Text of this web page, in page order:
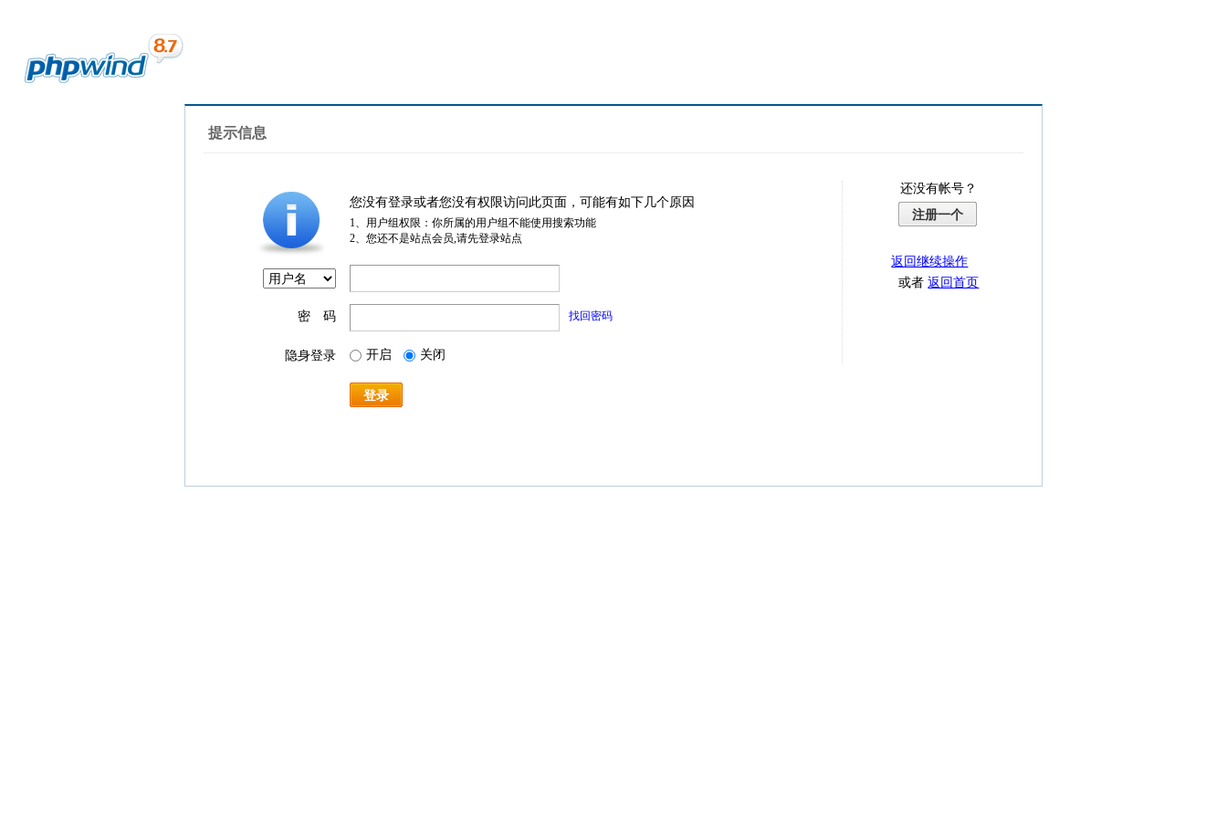
提示信息
您没有登录或者您没有权限访问此页面，可能有如下几个原因
1、用户组权限：你所属的用户组不能使用搜索功能
2、您还不是站点会员,请先登录站点
密 码 找回密码
隐身登录 开启 关闭
登录
还没有帐号？
注册一个
返回继续操作
或者返回首页